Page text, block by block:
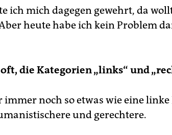
ich mich dagegen gewehrt, da
heute habe ich kein Problem
die Kategorien „links“ und
immer noch so etwas wie eine
und gerechtere.